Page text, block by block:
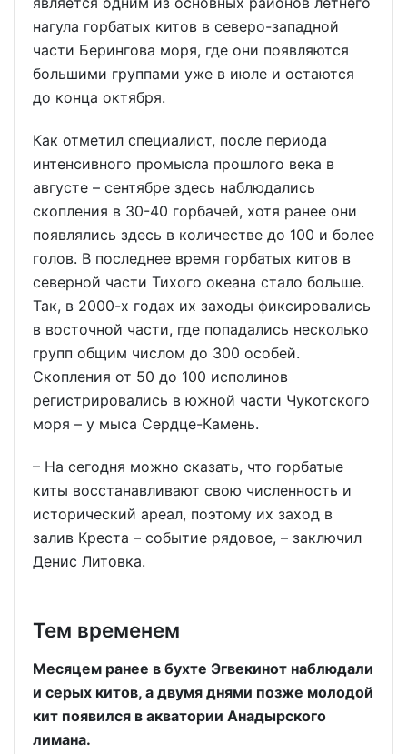
нагула горбатых китов в северо-западной
части Берингова моря, где они появляются
большими группами уже в июле и остаются
до конца октября.
Как отметил специалист, после периода
интенсивного промысла прошлого века в
августе – сентябре здесь наблюдались
скопления в 30-40 горбачей, хотя ранее они
появлялись здесь в количестве до 100 и более
голов. В последнее время горбатых китов в
северной части Тихого океана стало больше.
Так, в 2000-х годах их заходы фиксировались
в восточной части, где попадались несколько
групп общим числом до 300 особей.
Скопления от 50 до 100 исполинов
регистрировались в южной части Чукотского
моря – у мыса Сердце-Камень.
– На сегодня можно сказать, что горбатые
киты восстанавливают свою численность и
исторический ареал, поэтому их заход в
залив Креста – событие рядовое, – заключил
Денис Литовка.
Тем временем
Месяцем ранее в бухте Эгвекинот наблюдали
и серых китов, а двумя днями позже молодой
кит появился в акватории Анадырского
лимана.